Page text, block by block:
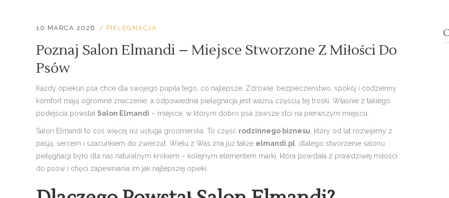
10 MARCA 2026 PIELĘGNACJA
Poznaj Salon Elmandi – Miejsce Stworzone Z Miłości Do
Psów
Każdy opiekun psa chce dla swojego pupila tego, co najlepsze. Zdrowie, bezpieczeństwo, spokój i codzienny
komfort mają ogromne znaczenie, a odpowiednia pielęgnacja jest ważną częścią tej troski. Właśnie z takiego
podejścia powstał Salon Elmandi – miejsce, w którym dobro psa zawsze stoi na pierwszym miejscu.
Salon Elmandi to coś więcej niż usługa groomerska. To część rodzinnego biznesu , który od lat rozwijamy z
pasją, sercem i szacunkiem do zwierząt. Wielu z Was zna już także elmandi.pl , dlatego stworzenie salonu
pielęgnacji było dla nas naturalnym krokiem – kolejnym elementem marki, która powstała z prawdziwej miłości
do psów i chęci zapewniania im jak najlepszej opieki.